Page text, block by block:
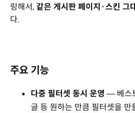
링해서,같은 게시판 페이지·스킨 그
다.
주요 기능
다중 필터셋 동시 운영 — 베스
글 등 원하는 만큼 필터셋을 만